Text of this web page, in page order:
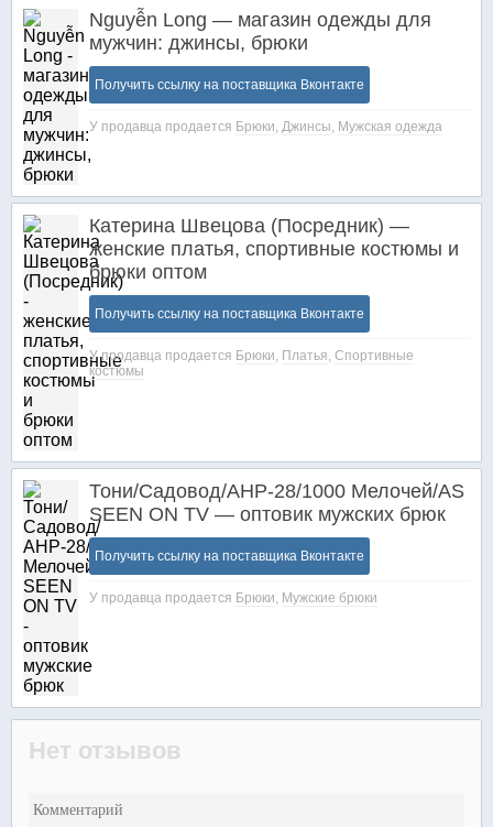
Nguyễn Long — магазин одежды для
мужчин: джинсы, брюки
Получить ссылку на поставщика Вконтакте
У продавца продается Брюки, Джинсы, Мужская одежда
Катерина Швецова (Посредник) —
женские платья, спортивные костюмы и
брюки оптом
Получить ссылку на поставщика Вконтакте
У продавца продается Брюки, Платья, Спортивные
костюмы
Тони/Садовод/АНР-28/1000 Мелочей/AS
SEEN ON TV — оптовик мужских брюк
Получить ссылку на поставщика Вконтакте
У продавца продается Брюки, Мужские брюки
Нет отзывов